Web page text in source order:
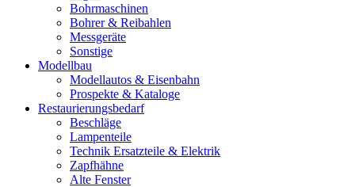
Bohrmaschinen
Bohrer & Reibahlen
Messgeräte
Sonstige
Modellbau
Modellautos & Eisenbahn
Prospekte & Kataloge
Restaurierungsbedarf
Beschläge
Lampenteile
Technik Ersatzteile & Elektrik
Zapfhähne
Alte Fenster